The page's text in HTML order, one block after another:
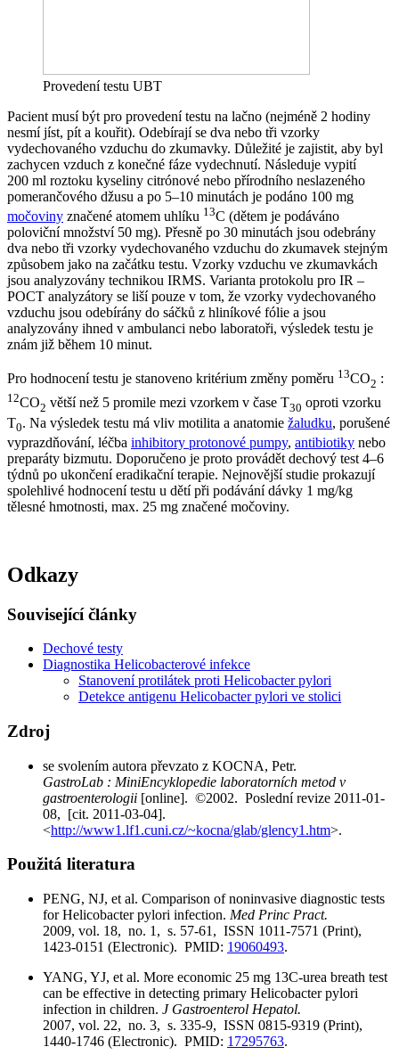
Provedení testu UBT
Pacient musí být pro provedení testu na lačno (nejméně 2 hodiny
nesmí jíst, pít a kouřit). Odebírají se dva nebo tři vzorky
vydechovaného vzduchu do zkumavky. Důležité je zajistit, aby byl
zachycen vzduch z konečné fáze vydechnutí. Následuje vypití
200 ml roztoku kyseliny citrónové nebo přírodního neslazeného
pomerančového džusu a po 5–10 minutách je podáno 100 mg
močoviny značené atomem uhlíku 13C (dětem je podáváno
poloviční množství 50 mg). Přesně po 30 minutách jsou odebrány
dva nebo tři vzorky vydechovaného vzduchu do zkumavek stejným
způsobem jako na začátku testu. Vzorky vzduchu ve zkumavkách
jsou analyzovány technikou IRMS. Varianta protokolu pro IR –
POCT analyzátory se liší pouze v tom, že vzorky vydechovaného
vzduchu jsou odebírány do sáčků z hliníkové fólie a jsou
analyzovány ihned v ambulanci nebo laboratoři, výsledek testu je
znám již během 10 minut.
Pro hodnocení testu je stanoveno kritérium změny poměru 13CO2 :
12CO2 větší než 5 promile mezi vzorkem v čase T30 oproti vzorku
T0. Na výsledek testu má vliv motilita a anatomie žaludku, porušené
vyprazdňování, léčba inhibitory protonové pumpy, antibiotiky nebo
preparáty bizmutu. Doporučeno je proto provádět dechový test 4–6
týdnů po ukončení eradikační terapie. Nejnovější studie prokazují
spolehlivé hodnocení testu u dětí při podávání dávky 1 mg/kg
tělesné hmotnosti, max. 25 mg značené močoviny.
Odkazy
Související články
Dechové testy
Diagnostika Helicobacterové infekce
Stanovení protilátek proti Helicobacter pylori
Detekce antigenu Helicobacter pylori ve stolici
Zdroj
se svolením autora převzato z KOCNA, Petr.
GastroLab : MiniEncyklopedie laboratorních metod v
gastroenterologii [online]. ©2002. Poslední revize 2011-01-
08, [cit. 2011-03-04].
<http://www1.lf1.cuni.cz/~kocna/glab/glency1.htm>.
Použitá literatura
PENG, NJ, et al. Comparison of noninvasive diagnostic tests
for Helicobacter pylori infection. Med Princ Pract.
2009, vol. 18, no. 1, s. 57-61, ISSN 1011-7571 (Print),
1423-0151 (Electronic). PMID: 19060493.
YANG, YJ, et al. More economic 25 mg 13C-urea breath test
can be effective in detecting primary Helicobacter pylori
infection in children. J Gastroenterol Hepatol.
2007, vol. 22, no. 3, s. 335-9, ISSN 0815-9319 (Print),
1440-1746 (Electronic). PMID: 17295763.